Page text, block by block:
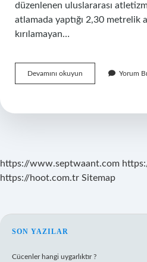
düzenlenen uluslararası
atlamada yaptığı 2,30 metrelik
kırılamayan…
Devamını okuyun
Yüksek
Rekoru
Yorum
https://www.septwaant.com
https://hoot.com.tr Sitemap
SIDEBAR
SON YAZILAR
Cücenler hangi uygarlıktır ?